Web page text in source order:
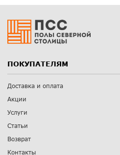
ПОКУПАТЕЛЯМ
Доставка и оплата
Акции
Услуги
Статьи
Возврат
Контакты